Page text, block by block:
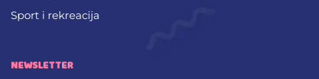
Sport i rekreacija
NEWSLETTER